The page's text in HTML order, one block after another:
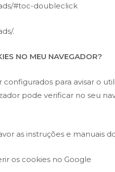
#toc-doubleclick
.
NO MEU NAVEGADOR?
para avisar o
pode verificar no seu
as instruções e manuais
os cookies no Google